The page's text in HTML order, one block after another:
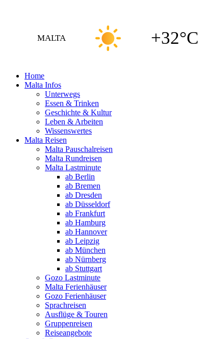
MALTA +32°C
Home
Malta Infos
Unterwegs
Essen & Trinken
Geschichte & Kultur
Leben & Arbeiten
Wissenswertes
Malta Reisen
Malta Pauschalreisen
Malta Rundreisen
Malta Lastminute
ab Berlin
ab Bremen
ab Dresden
ab Düsseldorf
ab Frankfurt
ab Hamburg
ab Hannover
ab Leipzig
ab München
ab Nürnberg
ab Stuttgart
Gozo Lastminute
Malta Ferienhäuser
Gozo Ferienhäuser
Sprachreisen
Ausflüge & Touren
Gruppenreisen
Reiseangebote